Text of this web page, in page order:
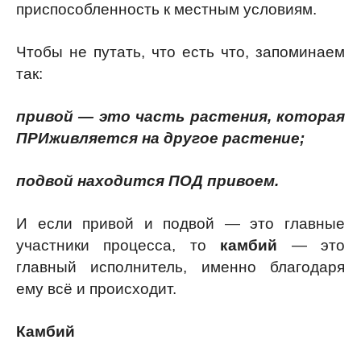
приспособленность к местным условиям.
Чтобы не путать, что есть что, запоминаем
так:
привой — это часть растения, которая
ПРИживляется на другое растение;
подвой находится ПОД привоем.
И если привой и подвой — это главные
участники процесса, то камбий — это
главный исполнитель, именно благодаря
ему всё и происходит.
Камбий